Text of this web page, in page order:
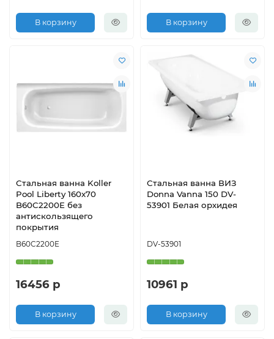
В корзину В корзину
Стальная ванна Koller
Pool Liberty 160x70
B60C2200E без
антискользящего
покрытия
B60C2200E
16456 р
В корзину
Стальная ванна ВИЗ
Donna Vanna 150 DV-
53901 Белая орхидея
DV-53901
10961 р
В корзину